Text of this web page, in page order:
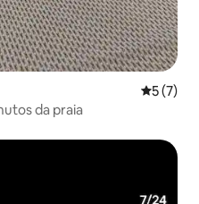
5 de
5 (7)
da praia